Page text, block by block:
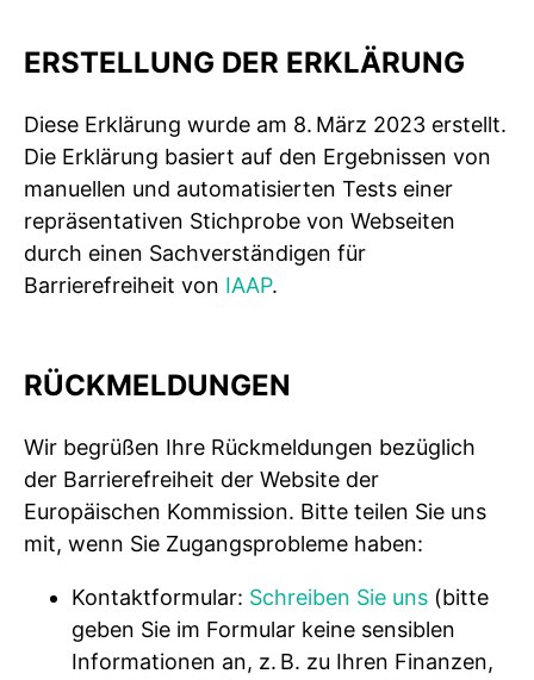
ERSTELLUNG DER ERKLÄRUNG
Diese Erklärung wurde am 8. März 2023 erstellt.
Die Erklärung basiert auf den Ergebnissen von
manuellen und automatisierten Tests einer
repräsentativen Stichprobe von Webseiten
durch einen Sachverständigen für
Barrierefreiheit von IAAP.
RÜCKMELDUNGEN
Wir begrüßen Ihre Rückmeldungen bezüglich
der Barrierefreiheit der Website der
Europäischen Kommission. Bitte teilen Sie uns
mit, wenn Sie Zugangsprobleme haben:
Kontaktformular: Schreiben Sie uns (bitte
geben Sie im Formular keine sensiblen
Informationen an, z. B. zu Ihren Finanzen,